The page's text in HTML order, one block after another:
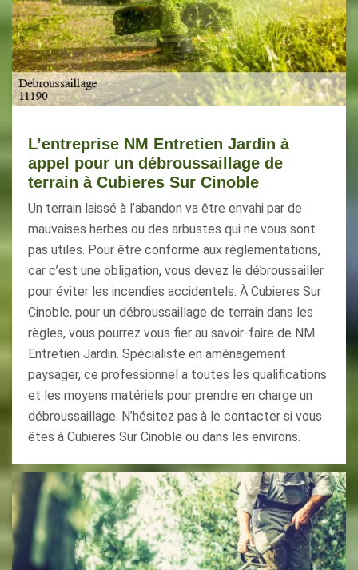
L’entreprise NM Entretien Jardin à
appel pour un débroussaillage de
terrain à Cubieres Sur Cinoble
Un terrain laissé à l’abandon va être envahi par de
mauvaises herbes ou des arbustes qui ne vous sont
pas utiles. Pour être conforme aux règlementations,
car c’est une obligation, vous devez le débroussailler
pour éviter les incendies accidentels. À Cubieres Sur
Cinoble, pour un débroussaillage de terrain dans les
règles, vous pourrez vous fier au savoir-faire de NM
Entretien Jardin. Spécialiste en aménagement
paysager, ce professionnel a toutes les qualifications
et les moyens matériels pour prendre en charge un
débroussaillage. N’hésitez pas à le contacter si vous
êtes à Cubieres Sur Cinoble ou dans les environs.